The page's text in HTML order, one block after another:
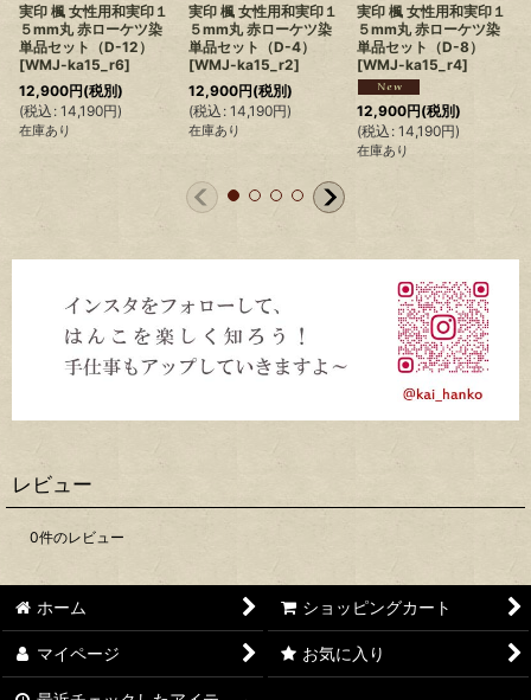
実印 楓 女性用和実印１
５mm丸 赤ローケツ染
単品セット（D-12）
[WMJ-ka15_r6]
12,900円(税別)
(税込 : 14,190円)
在庫あり
実印 楓 女性用和実印１
５mm丸 赤ローケツ染
単品セット（D-4）
[WMJ-ka15_r2]
12,900円(税別)
(税込 : 14,190円)
在庫あり
実印 楓 女性用和実印１
５mm丸 赤ローケツ染
単品セット（D-8）
[WMJ-ka15_r4]
12,900円(税別)
(税込 : 14,190円)
在庫あり
レビュー
0件のレビュー
ホーム ショッピングカート
マイページ お気に入り